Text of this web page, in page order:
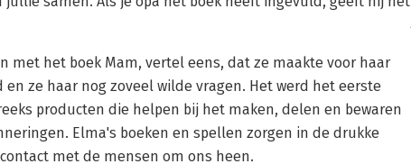
met het boek Mam, vertel eens, dat ze maakte voor haar
ze haar nog zoveel wilde vragen. Het werd het eerste
producten die helpen bij het maken, delen en bewaren
Elma's boeken en spellen zorgen in de drukke
met de mensen om ons heen.